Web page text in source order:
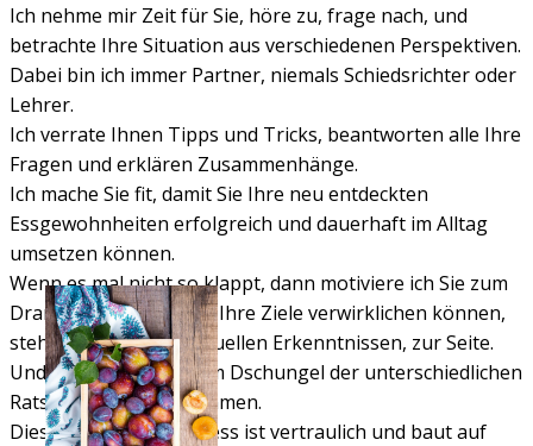
Ich nehme mir Zeit für Sie, höre zu, frage nach, und
betrachte Ihre Situation aus verschiedenen Perspektiven.
Dabei bin ich immer Partner, niemals Schiedsrichter oder
Lehrer.
Ich verrate Ihnen Tipps und Tricks, beantworten alle Ihre
Fragen und erklären Zusammenhänge.
Ich mache Sie fit, damit Sie Ihre neu entdeckten
Essgewohnheiten erfolgreich und dauerhaft im Alltag
umsetzen können.
Wenn es mal nicht so klappt, dann motiviere ich Sie zum
Dranbleiben. Damit Sie Ihre Ziele verwirklichen können,
stehe ich Ihnen mit aktuellen Erkenntnissen, zur Seite.
Und ich zeige, wie Sie im Dschungel der unterschiedlichen
Ratschläge zurechtkommen.
Dieser Beratungsprozess ist vertraulich und baut auf